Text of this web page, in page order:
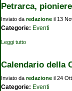
Petrarca,
Inviato da redazione il 13
Categorie: Eventi
Leggi tutto
Calendario della
Inviato da redazione il 24
Categorie: Eventi